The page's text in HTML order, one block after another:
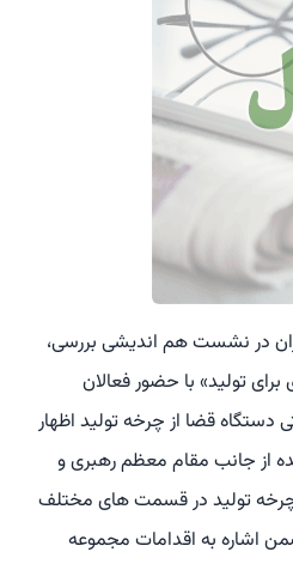
در نشست هم اندیشی بررسی،
تولید» با حضور فعالان
قضا از چرخه تولید اظهار
از جانب مقام معظم رهبری و
چرخه تولید در قسمت های مختلف
اشاره به اقدامات مجموعه